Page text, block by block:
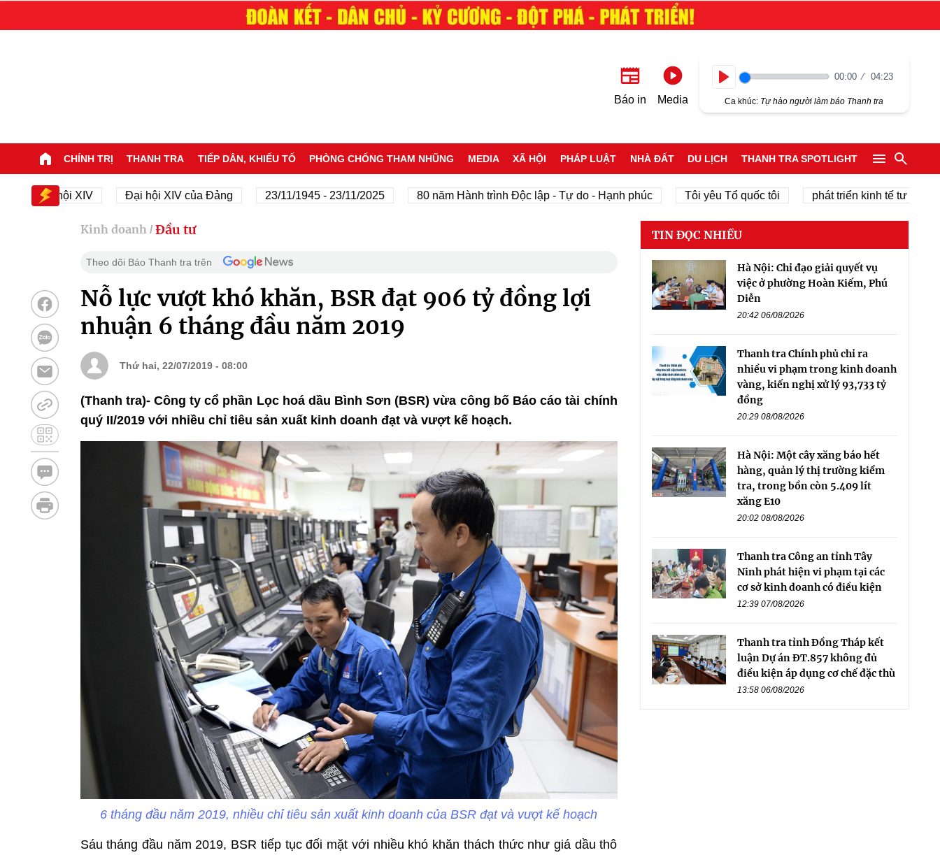
Báo in Media
00:00 04:23
Ca khúc: Tự hào người làm báo Thanh tra
CHÍNH TRỊ THANH TRA TIẾP DÂN, KHIẾU TỐ PHÒNG CHỐNG THAM NHŨNG MEDIA XÃ HỘI PHÁP LUẬT NHÀ ĐẤT DU LỊCH THANH TRA SPOTLIGHT
Đại hội XIV Đại hội XIV của Đảng 23/11/1945 - 23/11/2025 80 năm Hành trình Độc lập - Tự do - Hạnh phúc Tôi yêu Tổ quốc tôi phát triển kinh tế tư nhân
Kinh doanh / Đầu tư
Theo dõi Báo Thanh tra trên
Nỗ lực vượt khó khăn, BSR đạt 906 tỷ đồng lợi
nhuận 6 tháng đầu năm 2019
Thứ hai, 22/07/2019 - 08:00
(Thanh tra)- Công ty cổ phần Lọc hoá dầu Bình Sơn (BSR) vừa công bố Báo cáo tài chính
quý II/2019 với nhiều chỉ tiêu sản xuất kinh doanh đạt và vượt kế hoạch.
6 tháng đầu năm 2019, nhiều chỉ tiêu sản xuất kinh doanh của BSR đạt và vượt kế hoạch
Sáu tháng đầu năm 2019, BSR tiếp tục đối mặt với nhiều khó khăn thách thức như giá dầu thô
TIN ĐỌC NHIỀU
Hà Nội: Chỉ đạo giải quyết vụ
việc ở phường Hoàn Kiếm, Phú
Diễn
20:42 06/08/2026
Thanh tra Chính phủ chỉ ra
nhiều vi phạm trong kinh doanh
vàng, kiến nghị xử lý 93,733 tỷ
đồng
20:29 08/08/2026
Hà Nội: Một cây xăng báo hết
hàng, quản lý thị trường kiểm
tra, trong bồn còn 5.409 lít
xăng E10
20:02 08/08/2026
Thanh tra Công an tỉnh Tây
Ninh phát hiện vi phạm tại các
cơ sở kinh doanh có điều kiện
12:39 07/08/2026
Thanh tra tỉnh Đồng Tháp kết
luận Dự án ĐT.857 không đủ
điều kiện áp dụng cơ chế đặc thù
13:58 06/08/2026